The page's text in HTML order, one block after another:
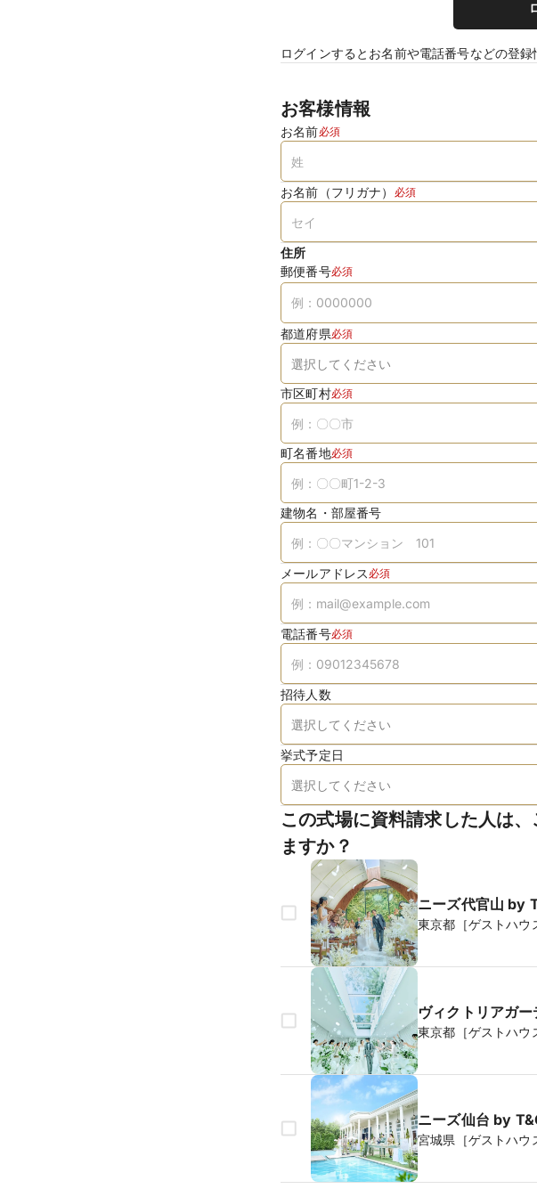
ログインするとお名前や電話番号などの登録
お客様情報
お名前必須
お名前（フリガナ） 必須
住所
郵便番号必須
都道府県必須
市区町村必須
町名番地必須
建物名・部屋番号
メールアドレス 必須
電話番号必須
招待人数
挙式予定日
この式場に資料請求した人は
ますか？
ニーズ代官山 by
東京都［ゲストハウ
ヴィクトリアガ
東京都［ゲストハウ
ニーズ仙台 by
宮城県［ゲストハウ